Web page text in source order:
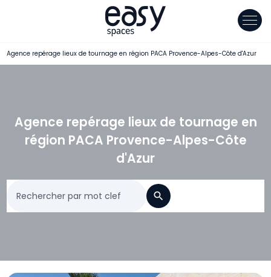
Agence repérage lieux de tournage en région PACA Provence-Alpes-Côte d'Azur
Agence repérage lieux de tournage en
région PACA Provence-Alpes-Côte
d'Azur
Rechercher par mot clef search
Panneau de gestion des cookies